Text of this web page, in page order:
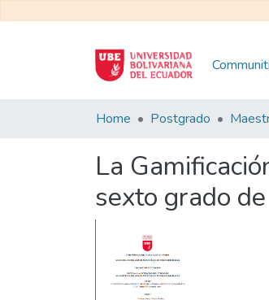
Home Postgrado
La
sexto grado